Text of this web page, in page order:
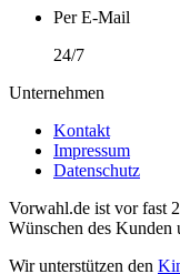
Per E-Mail
24/7
Unternehmen
Kontakt
Impressum
Datenschutz
Vorwahl.de ist vor fast
Wünschen des Kunden
Wir unterstützen den